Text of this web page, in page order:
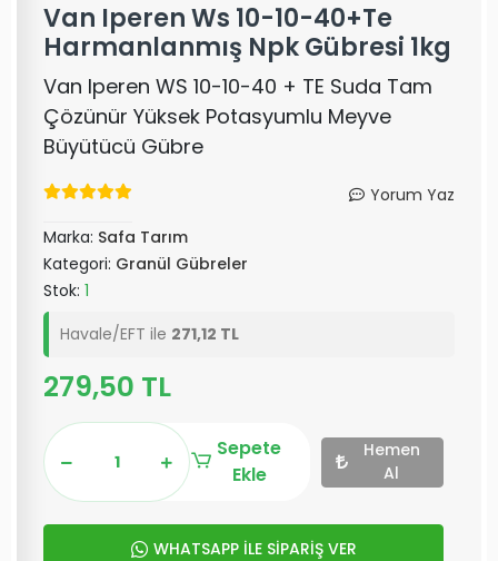
Van Iperen Ws 10-10-40+Te
Harmanlanmış Npk Gübresi 1kg
Van Iperen WS 10-10-40 + TE Suda Tam
Çözünür Yüksek Potasyumlu Meyve
Büyütücü Gübre
Yorum Yaz
Marka: Safa Tarım
Kategori: Granül Gübreler
Stok: 1
Havale/EFT ile 271,12 TL
279,50 TL
Sepete
Ekle
Hemen
Al
WHATSAPP İLE SİPARİŞ VER